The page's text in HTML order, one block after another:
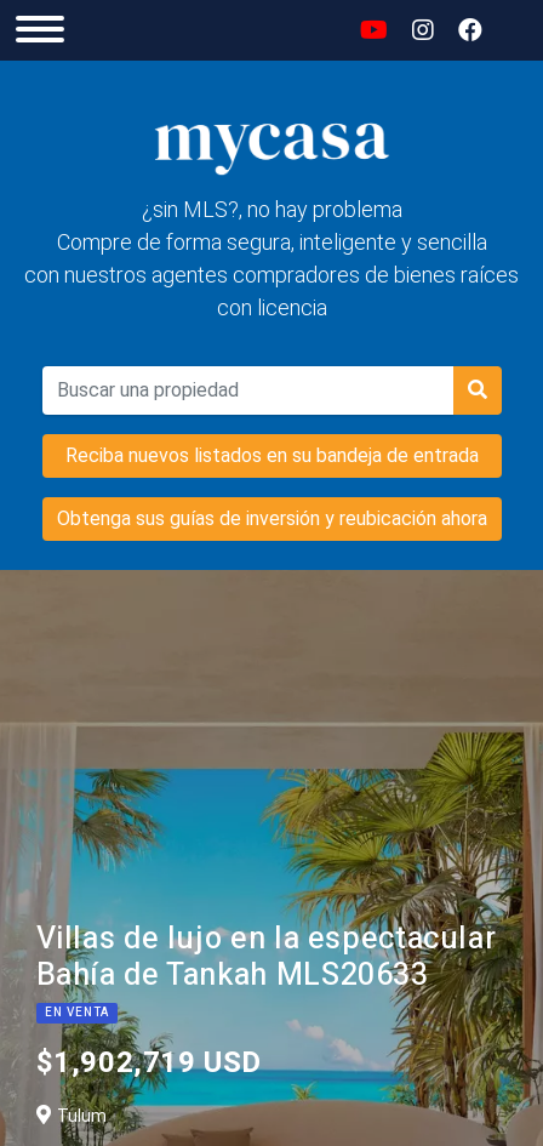
¿sin MLS?, no hay problema
Compre de forma segura, inteligente y sencilla
con nuestros agentes compradores de bienes raíces
con licencia
Reciba nuevos listados en su bandeja de entrada
Obtenga sus guías de inversión y reubicación ahora
Villas de lujo en la espectacular
Bahía de Tankah MLS20633
EN VENTA
$1,902,719 USD
Tulum